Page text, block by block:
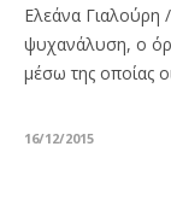
Ελεάνα Γιαλούρη
ψυχανάλυση, ο
μέσω της οποίας
16/12/2015